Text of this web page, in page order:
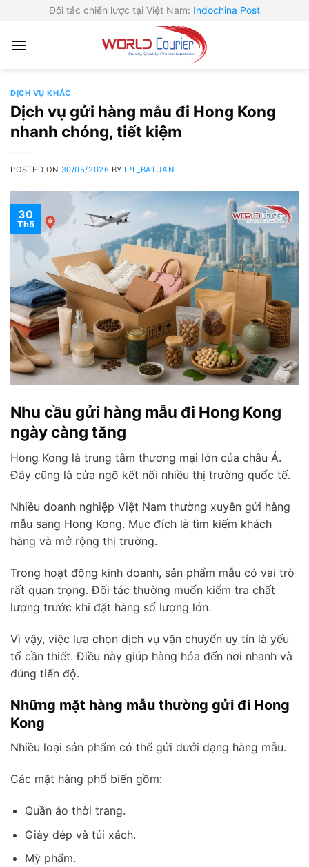
content
Đối tác chiến lược tại Việt Nam: Indochina Post
DỊCH VỤ KHÁC
Dịch vụ gửi hàng mẫu đi Hong Kong
nhanh chóng, tiết kiệm
POSTED ON 30/05/2026 BY IPL_BATUAN
30
Th5
Nhu cầu gửi hàng mẫu đi Hong Kong
ngày càng tăng
Hong Kong là trung tâm thương mại lớn của châu Á.
Đây cũng là cửa ngõ kết nối nhiều thị trường quốc tế.
Nhiều doanh nghiệp Việt Nam thường xuyên gửi hàng
mẫu sang Hong Kong. Mục đích là tìm kiếm khách
hàng và mở rộng thị trường.
Trong hoạt động kinh doanh, sản phẩm mẫu có vai trò
rất quan trọng. Đối tác thường muốn kiểm tra chất
lượng trước khi đặt hàng số lượng lớn.
Vì vậy, việc lựa chọn dịch vụ vận chuyển uy tín là yếu
tố cần thiết. Điều này giúp hàng hóa đến nơi nhanh và
đúng tiến độ.
Những mặt hàng mẫu thường gửi đi Hong
Kong
Nhiều loại sản phẩm có thể gửi dưới dạng hàng mẫu.
Các mặt hàng phổ biến gồm:
Quần áo thời trang.
Giày dép và túi xách.
Mỹ phẩm.